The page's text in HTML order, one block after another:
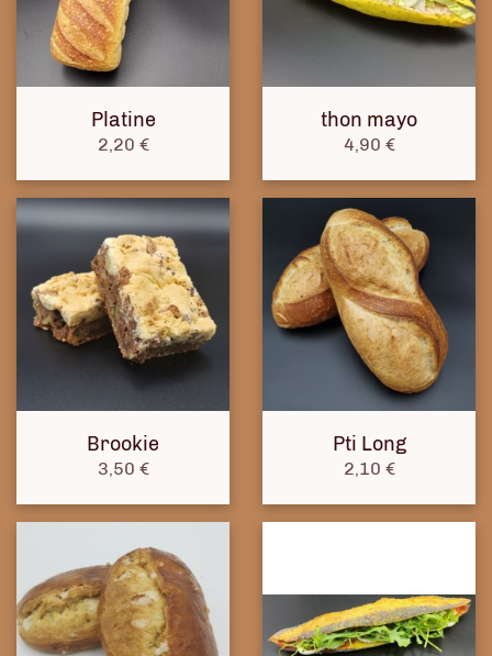
Platine
Prix
2,20 €
thon mayo
Prix
4,90 €
Brookie
Prix
3,50 €
Pti Long
Prix
2,10 €